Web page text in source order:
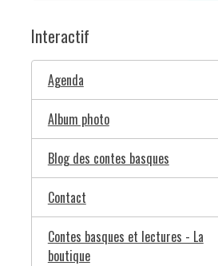
Interactif
Agenda
Album photo
Blog des contes basques
Contact
Contes basques et lectures - La
boutique